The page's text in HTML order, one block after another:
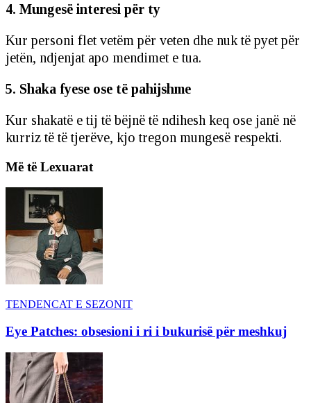
4. Mungesë interesi për ty
Kur personi flet vetëm për veten dhe nuk të pyet për
jetën, ndjenjat apo mendimet e tua.
5. Shaka fyese ose të pahijshme
Kur shakatë e tij të bëjnë të ndihesh keq ose janë në
kurriz të të tjerëve, kjo tregon mungesë respekti.
Më të Lexuarat
TENDENCAT E SEZONIT
Eye Patches: obsesioni i ri i bukurisë për meshkuj